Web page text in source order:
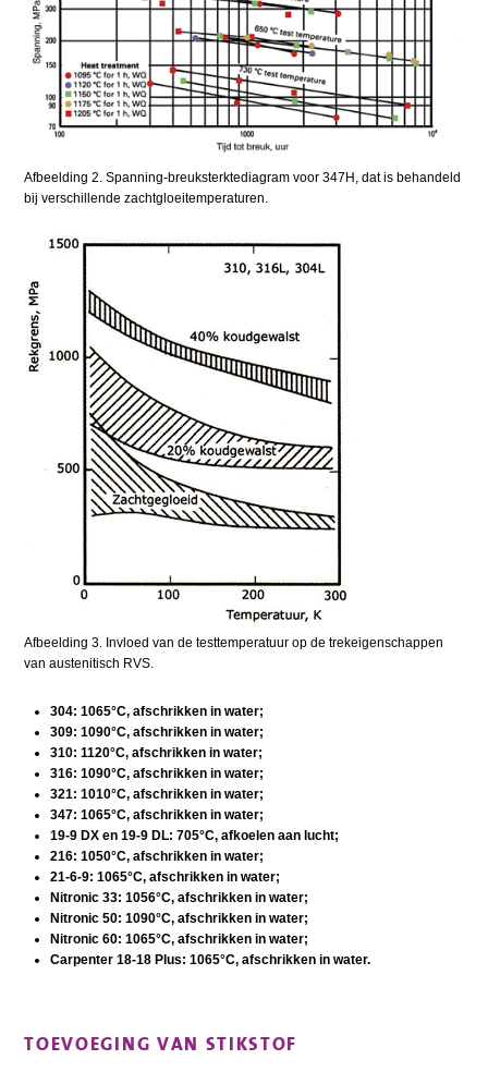
Afbeelding 2. Spanning-breuksterktediagram voor 347H, dat is behandeld
bij verschillende zachtgloeitemperaturen.
Afbeelding 3. Invloed van de testtemperatuur op de trekeigenschappen
van austenitisch RVS.
304: 1065°C, afschrikken in water;
309: 1090°C, afschrikken in water;
310: 1120°C, afschrikken in water;
316: 1090°C, afschrikken in water;
321: 1010°C, afschrikken in water;
347: 1065°C, afschrikken in water;
19-9 DX en 19-9 DL: 705°C, afkoelen aan lucht;
216: 1050°C, afschrikken in water;
21-6-9: 1065°C, afschrikken in water;
Nitronic 33: 1056°C, afschrikken in water;
Nitronic 50: 1090°C, afschrikken in water;
Nitronic 60: 1065°C, afschrikken in water;
Carpenter 18-18 Plus: 1065°C, afschrikken in water.
TOEVOEGING VAN STIKSTOF